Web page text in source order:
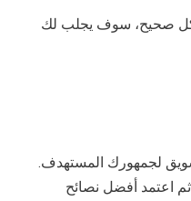
صحيح، سوف يجلب لك
لجمهورك المستهدف.
اعتمد أفضل نصائح